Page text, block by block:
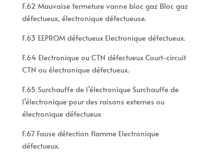
F.62 Mauvaise fermeture vanne bloc gaz Bloc gaz
défectueux, électronique défectueuse.
F.63 EEPROM défectueux Electronique défectueux.
F.64 Electronique ou CTN défectueux Court-circuit
CTN ou électronique défectueux.
F.65 Surchauffe de l’électronique Surchauffe de
l’électronique pour des raisons externes ou
électronique défectueux
F.67 Fause détection flamme Electronique
défectueux.